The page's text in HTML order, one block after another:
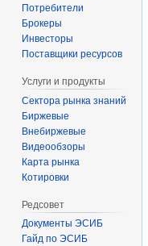
Потребители
Брокеры
Инвесторы
Поставщики ресурсов
Услуги и продукты
Сектора рынка знаний
Биржевые
Внебиржевые
Видеообзоры
Карта рынка
Котировки
Редсовет
Документы ЭСИБ
Гайд по ЭСИБ